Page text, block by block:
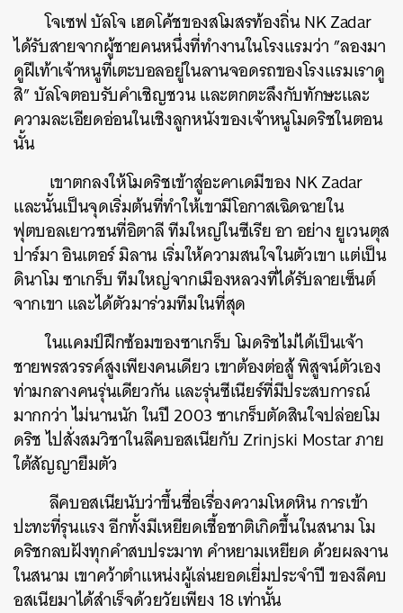
โจเซฟ บัลโจ เฮดโค้ชของสโมสรท้องถิ่น NK Zadar
ได้รับสายจากผู้ชายคนหนึ่งที่ทำงานในโรงแรมว่า ”ลองมา
ดูฝีเท้าเจ้าหนูที่เตะบอลอยู่ในลานจอดรถของโรงแรมเราดู
สิ” บัลโจตอบรับคำเชิญชวน และตกตะลึงกับทักษะและ
ความละเอียดอ่อนในเชิงลูกหนังของเจ้าหนูโมดริชในตอน
นั้น
เขาตกลงให้โมดริชเข้าสู่อะคาเดมีของ NK Zadar
และนั้นเป็นจุดเริ่มต้นที่ทำให้เขามีโอกาสเฉิดฉายใน
ฟุตบอลเยาวชนที่อิตาลี ทีมใหญ่ในซีเรีย อา อย่าง ยูเวนตุส
ปาร์มา อินเตอร์ มิลาน เริ่มให้ความสนใจในตัวเขา แต่เป็น
ดินาโม ซาเกร็บ ทีมใหญ่จากเมืองหลวงที่ได้รับลายเซ็นต์
จากเขา และได้ตัวมาร่วมทีมในที่สุด
ในแคมป์ฝึกซ้อมของซาเกร็บ โมดริชไม่ได้เป็นเจ้า
ชายพรสวรรค์สูงเพียงคนเดียว เขาต้องต่อสู้ พิสูจน์ตัวเอง
ท่ามกลางคนรุ่นเดียวกัน และรุ่นซีเนียร์ที่มีประสบการณ์
มากกว่า ไม่นานนัก ในปี 2003 ซาเกร็บตัดสินใจปล่อยโม
ดริช ไปสั่งสมวิชาในลีคบอสเนียกับZrinjski Mostarภาย
ใต้สัญญายืมตัว
ลีคบอสเนียนับว่าขึ้นชื่อเรื่องความโหดหิน การเข้า
ปะทะที่รุนแรง อีกทั้งมีเหยียดเชื้อชาติเกิดขึ้นในสนาม โม
ดริชกลบฝังทุกคำสบประมาท คำหยามเหยียด ด้วยผลงาน
ในสนาม เขาคว้าตำแหน่งผู้เล่นยอดเยี่มประจำปี ของลีคบ
อสเนียมาได้สำเร็จด้วยวัยเพียง 18 เท่านั้น